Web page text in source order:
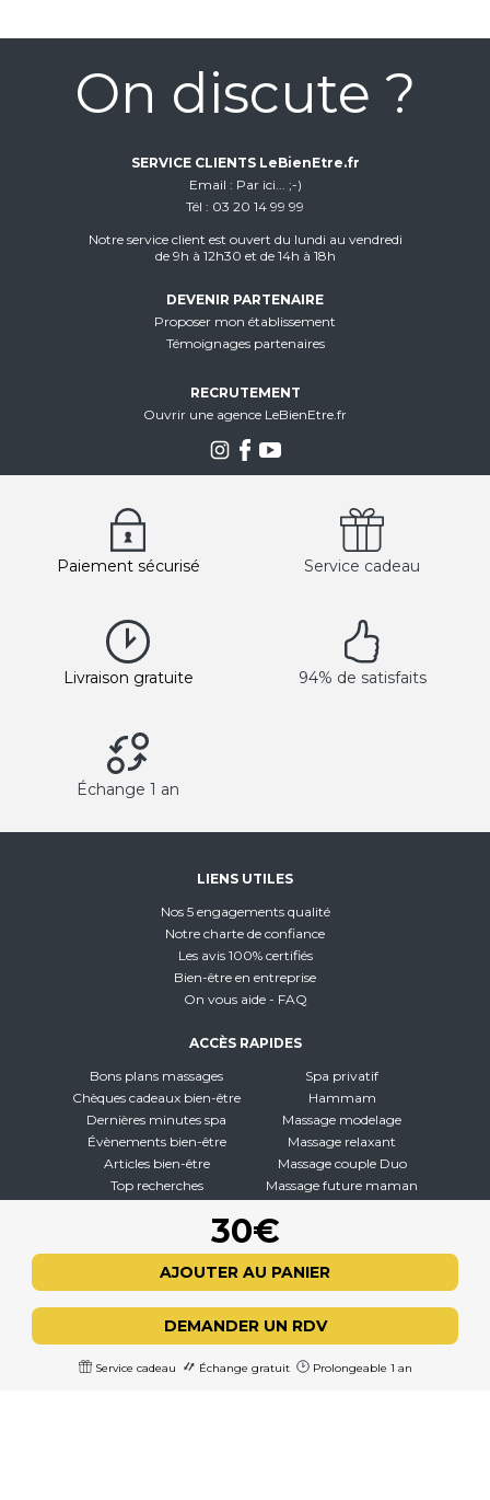
30€
AJOUTER AU PANIER
DEMANDER UN RDV
Service cadeau Échange gratuit Prolongeable 1 an
On discute ?
SERVICE CLIENTS LeBienEtre.fr
Email
Par ici... ;-)
Tél
03 20 14 99 99
Notre service client est ouvert du lundi au vendredi
de 9h à 12h30 et de 14h à 18h
DEVENIR PARTENAIRE
Proposer mon établissement
Témoignages partenaires
RECRUTEMENT
Ouvrir une agence LeBienEtre.fr
Paiement sécurisé Service cadeau
Livraison gratuite 94% de satisfaits
Échange 1 an
LIENS UTILES
Nos 5 engagements qualité
Notre charte de confiance
Les avis 100% certifiés
Bien-être en entreprise
On vous aide - FAQ
ACCÈS RAPIDES
Bons plans massages
Chèques cadeaux bien-être
Dernières minutes spa
Évènements bien-être
Articles bien-être
Top recherches
Spa privatif
Hammam
Massage modelage
Massage relaxant
Massage couple Duo
Massage future maman
À PROPOS
CGV - CGU
Mentions légales
Politique de confidentialité